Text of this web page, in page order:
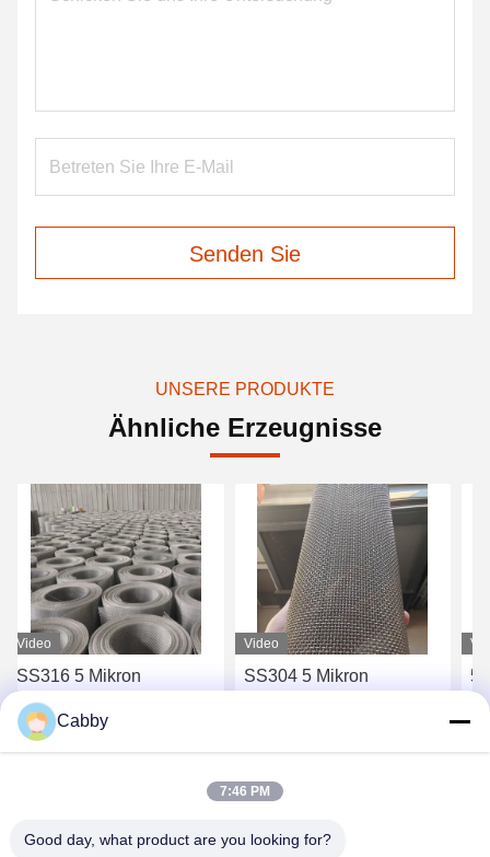
Senden Sie
UNSERE PRODUKTE
Ähnliche Erzeugnisse
5 Mikron
Gitter für
Sie besten Preis
Video
SS304 5 Mikron
Erhalten Sie besten Preis
Video
5
für
Cabby
7:46 PM
Good day, what product are you looking for?